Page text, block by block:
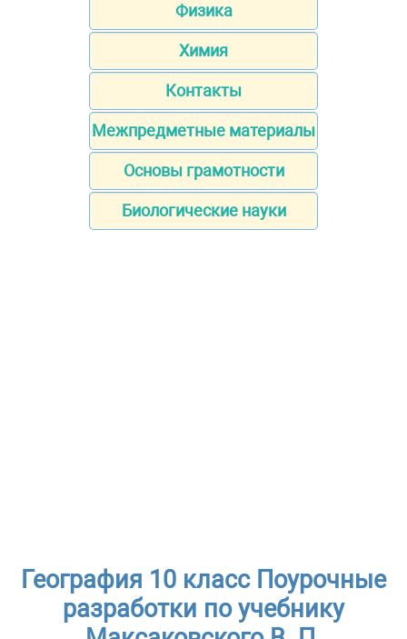
Физика
Химия
Контакты
Межпредметные материалы
Основы грамотности
Биологические науки
География 10 класс Поурочные
разработки по учебнику